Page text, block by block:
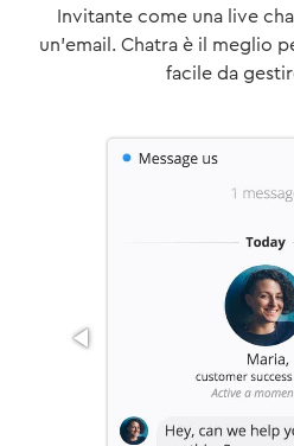
Invitante come una live
un'email. Chatra è il meglio
facile da